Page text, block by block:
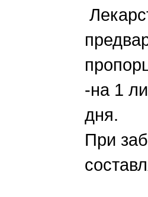
-на 1
дня.
При